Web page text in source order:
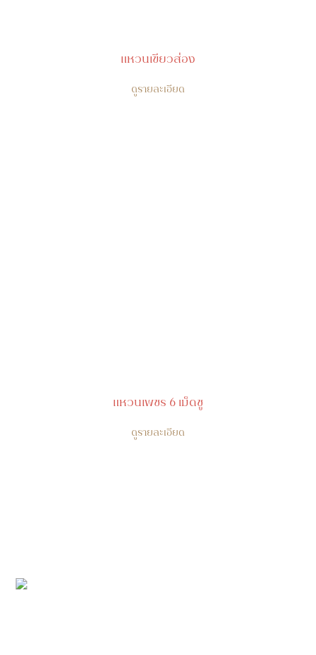
แหวนเขียวส่อง
ดูรายละเอียด
แหวนเพชร 6 เม็ดชู
ดูรายละเอียด